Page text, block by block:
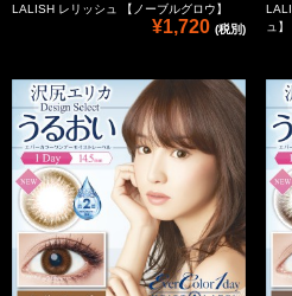
LALISH レリッシュ 【ノーブルグロウ】
¥1,720 (税別)
ュ】